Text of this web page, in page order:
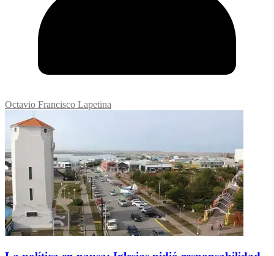
Octavio Francisco Lapetina